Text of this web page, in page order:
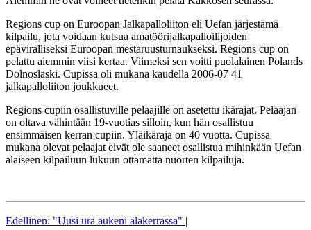
Regions cup on Euroopan Jalkapalloliiton eli Uefan järjestämä
kilpailu, jota voidaan kutsua amatöörijalkapalloilijoiden
epäviralliseksi Euroopan mestaruusturnaukseksi. Regions cup on
pelattu aiemmin viisi kertaa. Viimeksi sen voitti puolalainen Polands
Dolnoslaski. Cupissa oli mukana kaudella 2006-07 41
jalkapalloliiton joukkueet.
Regions cupiin osallistuville pelaajille on asetettu ikärajat. Pelaajan
on oltava vähintään 19-vuotias silloin, kun hän osallistuu
ensimmäisen kerran cupiin. Yläikäraja on 40 vuotta. Cupissa
mukana olevat pelaajat eivät ole saaneet osallistua mihinkään Uefan
alaiseen kilpailuun lukuun ottamatta nuorten kilpailuja.
Edellinen: "Uusi ura aukeni alakerrassa" |